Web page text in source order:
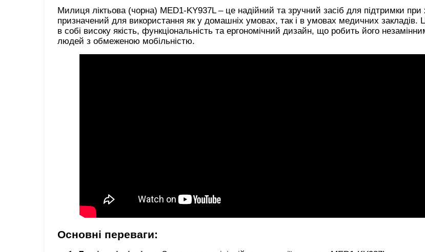
Милиця ліктьова (чорна) MED1-KY937L – це надійний та зручний засіб для підтримки при
призначений для використання як у домашніх умовах, так і в умовах медичних закладів.
в собі високу якість, функціональність та ергономічний дизайн, що робить його
людей з обмеженою мобільністю.
Основні переваги: